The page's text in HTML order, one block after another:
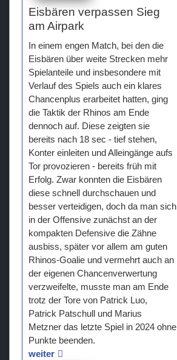
Eisbären verpassen Sieg
am Airpark
In einem engen Match, bei den die
Eisbären über weite Strecken mehr
Spielanteile und insbesondere mit
Verlauf des Spiels auch ein klares
Chancenplus erarbeitet hatten, ging
die Taktik der Rhinos am Ende
dennoch auf. Diese zeigten sie
bereits nach 18 sec - tief stehen,
Konter einleiten und Alleingänge aufs
Tor provozieren - bereits früh mit
Erfolg. Zwar konnten die Eisbären
diese schnell durchschauen und
besser verteidigen, doch da man sich
in der Offensive zunächst an der
kompakten Defensive die Zähne
ausbiss, später vor allem am guten
Rhinos-Goalie und vermehrt auch an
der eigenen Chancenverwertung
verzweifelte, musste man am Ende
trotz der Tore von Patrick Luo,
Patrick Patschull und Marius
Metzner das letzte Spiel in 2024 ohne
Punkte beenden.
weiter